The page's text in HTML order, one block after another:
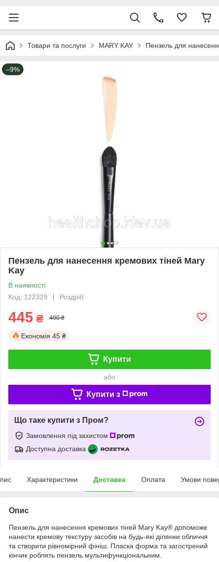
Товари та послуги MARY KAY Пензель для
–9%
Пензель для нанесення кремових тіней Mary
Kay
В наявності
Код: 122329
Роздріб
445 ₴ 490 ₴
Економія 45 ₴
Купити
або
Купити з
Що таке купити з Пром?
Замовлення під захистом
Доступна доставка
Характеристики Доставка Оплата Умови
Опис
Пензель для нанесення кремових тіней Mary Kay® допоможе
нанести кремову текстуру засобів на будь-які ділянки обличчя
та створити рівномірний фініш. Пласка форма та загострений
кінчик роблять пензель мультифункціональним.